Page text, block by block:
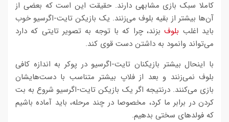
کاملا سبک بازی مشابهی دارند. حقیقت این است که بعضی از
آن‌ها بیشتر از بقیه بلوف می‌زنند. یک بازیکن تایت-اگرسیو خوب
باید اغلب بلوفبزند، چرا که با توجه به تصویر تایتی که دارد
می‌تواند وانمود به داشتن دست قوی کند.
با اینحال بیشتر بازیکنان تایت-اگرسیو در پوکر به اندازه کافی
بلوف نمی‌زنند و بعد از فلاپ بیشتر متناسب با دست‌هایشان
بازی می‌کنند. درنتیجه اگر یک بازیکن تایت-اگرسیو شروع به بت
کردن در برابر ما کرد، مخصوصا در چند مرحله، باید آماده باشیم
که فولدهای سختی بدهیم.